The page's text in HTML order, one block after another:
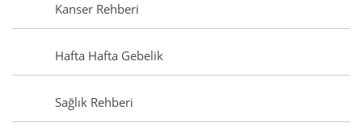
Kanser Rehberi
Hafta Hafta Gebelik
Sağlık Rehberi